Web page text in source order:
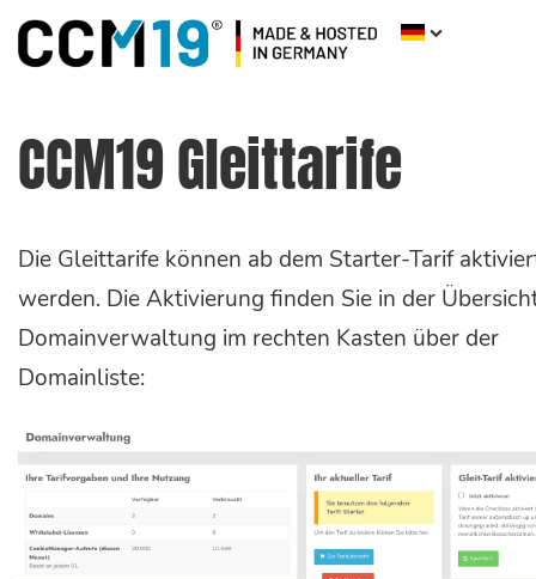
CCM19 Gleittarife
Die Gleittarife können ab dem Starter-Tarif
werden. Die Aktivierung finden Sie in der
Domainverwaltung im rechten Kasten über der
Domainliste: